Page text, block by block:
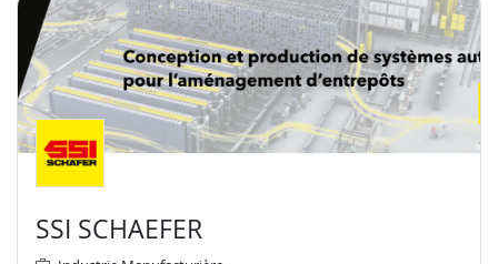
SSI SCHAEFER